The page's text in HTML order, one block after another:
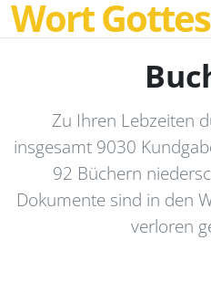
Wort Gottes
Zu Ihren Lebzeiten
insgesamt 9030
92 Büchern
Dokumente sind in den
verloren